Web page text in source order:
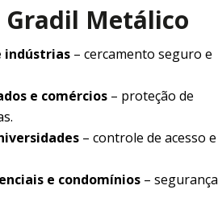
Gradil Metálico
indústrias – cercamento seguro e
e comércios – proteção de
– controle de acesso e
e condomínios – segurança